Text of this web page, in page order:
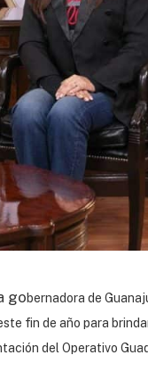
gobernadora de
fin de año para
del Operativo